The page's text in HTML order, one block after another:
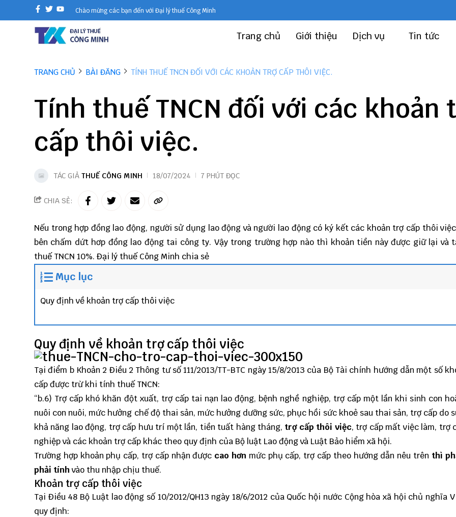
Chào mừng các bạn đến với Đại lý thuế Công Minh
Trang chủ Giới thiệu Dịch vụ Tin tức
TRANG CHỦ BÀI ĐĂNG TÍNH THUẾ TNCN ĐỐI VỚI CÁC KHOẢN TRỢ CẤP THÔI VIỆC.
Tính thuế TNCN đối với các khoản
cấp thôi việc.
TÁC GIẢ THUẾ CÔNG MINH 18/07/2024 7 PHÚT ĐỌC
CHIA SẺ:
Nếu trong hợp đồng lao động, người sử dụng lao động và người lao động có ký kết các khoản trợ cấp thôi
bên chấm dứt hơp đồng lao động tai công ty. Vậy trong trường hợp nào thì khoản tiền này được giữ lại và
thuế TNCN 10%. Đại lý thuế Công Minh chia sẻ
Mục lục
Quy định về khoản trợ cấp thôi việc
Quy định về khoản trợ cấp thôi việc
Tại điểm b Khoản 2 Điều 2 Thông tư số 111/2013/TT-BTC ngày 15/8/2013 của Bộ Tài chính hướng dẫn một số
cấp được trừ khi tính thuế TNCN:
“b.6) Trợ cấp khó khăn đột xuất, trợ cấp tai nạn lao động, bệnh nghề nghiệp, trợ cấp một lần khi sinh con
nuôi con nuôi, mức hưởng chế độ thai sản, mức hưởng dưỡng sức, phục hồi sức khoẻ sau thai sản, trợ cấp do
khả năng lao động, trợ cấp hưu trí một lần, tiền tuất hàng tháng, trợ cấp thôi việc, trợ cấp mất việc làm, trợ
nghiệp và các khoản trợ cấp khác theo quy định của Bộ luật Lao động và Luật Bảo hiểm xã hội.
Trường hợp khoản phụ cấp, trợ cấp nhận được cao hơn mức phụ cấp, trợ cấp theo hướng dẫn nêu trên thì
phải tính vào thu nhập chịu thuế.
Khoản trợ cấp thôi việc
Tại Điều 48 Bộ Luật lao động số 10/2012/QH13 ngày 18/6/2012 của Quốc hội nước Cộng hòa xã hội chủ nghĩa
quy định: